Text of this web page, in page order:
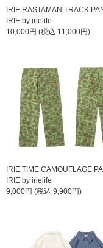
IRIE RASTAMAN TRACK
IRIE by irielife
10,000円 (税込 11,000円)
IRIE TIME CAMOUFLAGE
IRIE by irielife
9,000円 (税込 9,900円)